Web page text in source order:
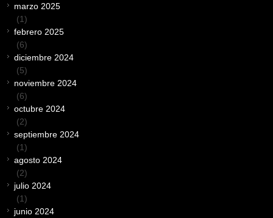
marzo 2025
(1)
febrero 2025
(6)
diciembre 2024
(5)
noviembre 2024
(6)
octubre 2024
(2)
septiembre 2024
(1)
agosto 2024
(2)
julio 2024
(1)
junio 2024